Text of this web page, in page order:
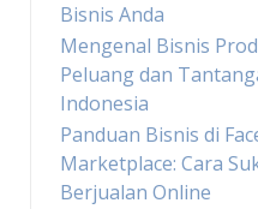
Bisnis Anda
Mengenal Bisnis
Peluang dan
Indonesia
Panduan Bisnis di
Marketplace: Cara
Berjualan Online